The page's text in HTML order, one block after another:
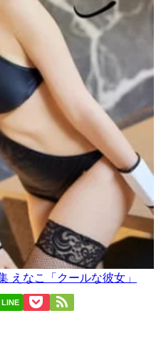
えなこ「クールな彼女」
LINE